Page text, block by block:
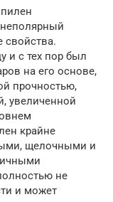
неполярный
и с тех пор был
на его основе,
прочностью,
увеличенной
крайне
щелочными и
не
и может